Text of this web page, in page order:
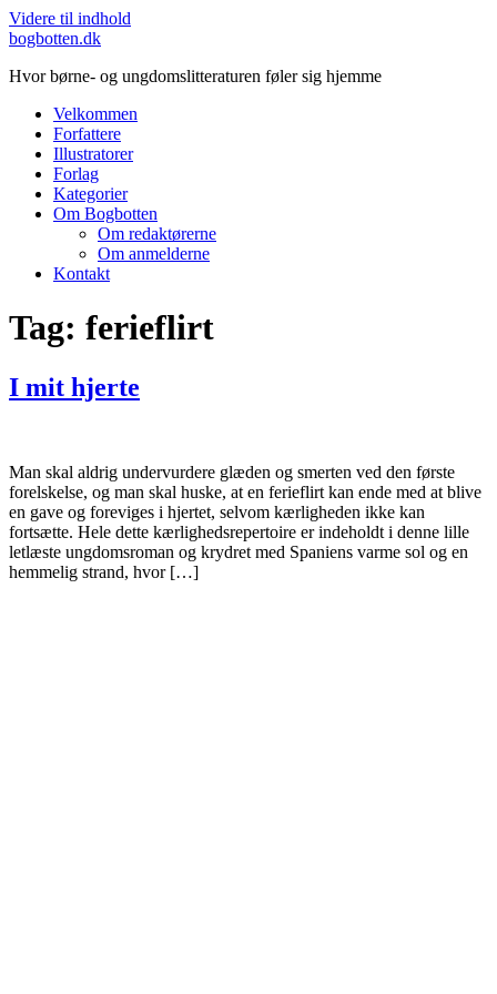
Videre til indhold
bogbotten.dk
Hvor børne- og ungdomslitteraturen føler sig hjemme
Velkommen
Forfattere
Illustratorer
Forlag
Kategorier
Om Bogbotten
Om redaktørerne
Om anmelderne
Kontakt
Tag: ferieflirt
I mit hjerte
Man skal aldrig undervurdere glæden og smerten ved den første
forelskelse, og man skal huske, at en ferieflirt kan ende med at blive
en gave og foreviges i hjertet, selvom kærligheden ikke kan
fortsætte. Hele dette kærlighedsrepertoire er indeholdt i denne lille
letlæste ungdomsroman og krydret med Spaniens varme sol og en
hemmelig strand, hvor […]